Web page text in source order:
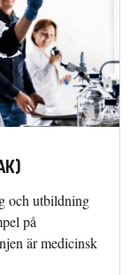
och utbildning
på
är medicinsk